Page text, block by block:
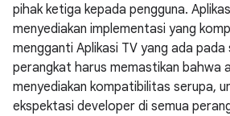
pihak ketiga kepada pengguna.
menyediakan implementasi yang
mengganti Aplikasi TV yang ada
perangkat harus memastikan bahwa
menyediakan kompatibilitas serupa,
ekspektasi developer di semua